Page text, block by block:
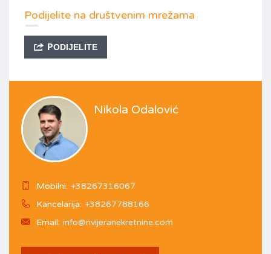
Podijelite na društvenim mrežama
PODIJELITE
Nikola Odalović
Mobilni: +38267316067
Kancelarija: +38267788166
Email: info@rivijeranekretnine.com